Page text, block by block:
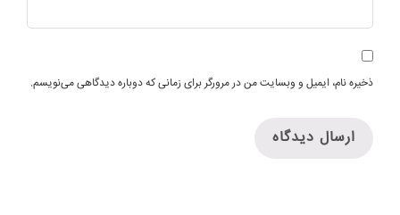
ذخیره نام، ایمیل و وبسایت من در مرورگر برای زمانی که دوباره دیدگاهی می‌نویسم.